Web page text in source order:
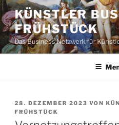
Zum
Inhalt
springen
KÜNSTLER
FRÜHSTÜCK
Das Business Netzwerk für
VERÖFFENTLICHT
AM
28. DEZEMBER 2023 VON
FRÜHSTÜCK